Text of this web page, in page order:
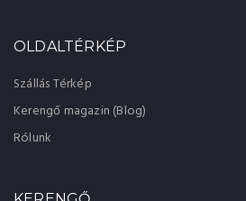
OLDALTÉRKÉP
Szállás Térkép
Kerengő magazin (Blog)
Rólunk